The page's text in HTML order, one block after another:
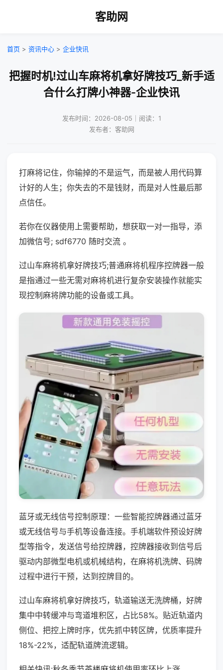
客助网
首页 > 资讯中心 > 企业快讯
把握时机!过山车麻将机拿好牌技巧_新手适
合什么打牌小神器-企业快讯
发布时间：2026-08-05｜阅读：1
发布者：客助网
打麻将记住，你输掉的不是运气，而是被人用代码算
计好的人生；你失去的不是钱财，而是对人性最后那
点信任。
若你在仪器使用上需要帮助，想获取一对一指导，添
加微信号; sdf6770 随时交流 。
过山车麻将机拿好牌技巧;普通麻将机程序控牌器一般
是指通过一些无需对麻将机进行复杂安装操作就能实
现控制麻将牌功能的设备或工具。
蓝牙或无线信号控制原理：一些智能控牌器通过蓝牙
或无线信号与手机等设备连接。手机端软件预设好牌
型等指令，发送信号给控牌器，控牌器接收到信号后
驱动内部微型电机或机械结构，在麻将机洗牌、码牌
过程中进行干预，达到控牌目的。
过山车麻将机拿好牌技巧，轨道输送无洗牌桶，好牌
集中中转缓冲与弯道堆积区，占比58%。贴近轨道内
侧位、把控上牌时序，优先抓中转区牌，优质率提升
18%-22%，适配轨道牌流逻辑。